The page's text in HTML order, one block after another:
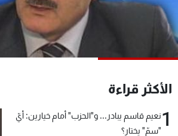
الأكثر قراءة
1نعيم قاسم يبادر... و"الحزب" أمام خيارين: أيّ
"سمّ" يختار؟
البرامج
جدول البرامج
شاهد البرامج
الترددات
عن MTV
لاعلاناتكم
شروط الإسـتخدام